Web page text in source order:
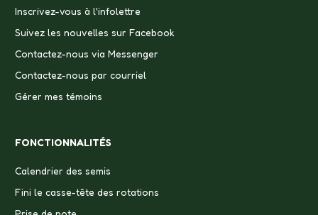
Inscrivez-vous à l'infolettre
Suivez les nouvelles sur Facebook
Contactez-nous via Messenger
Contactez-nous par courriel
Gérer mes témoins
FONCTIONNALITÉS
Calendrier des semis
Fini le casse-tête des rotations